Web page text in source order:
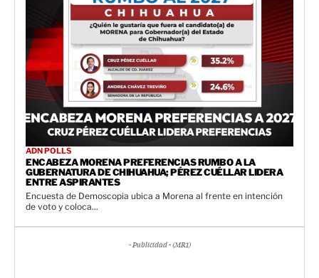
ADN POLLS
ENCABEZA MORENA PREFERENCIAS RUMBO A LA
GUBERNATURA DE CHIHUAHUA; PÉREZ CUÉLLAR LIDERA
ENTRE ASPIRANTES
Encuesta de Demoscopia ubica a Morena al frente en intención
de voto y coloca...
- Publicidad - (MR1)